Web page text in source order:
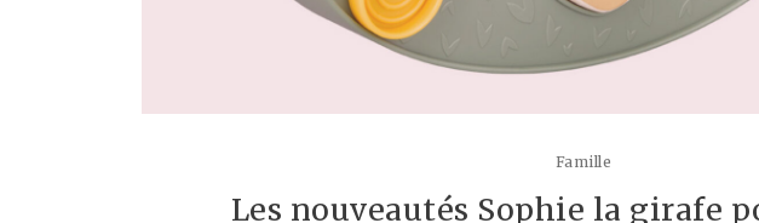
Famille
Les nouveautés Sophie la girafe